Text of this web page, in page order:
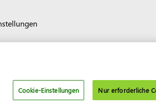
Cookie-Einstellungen Nur erforderliche